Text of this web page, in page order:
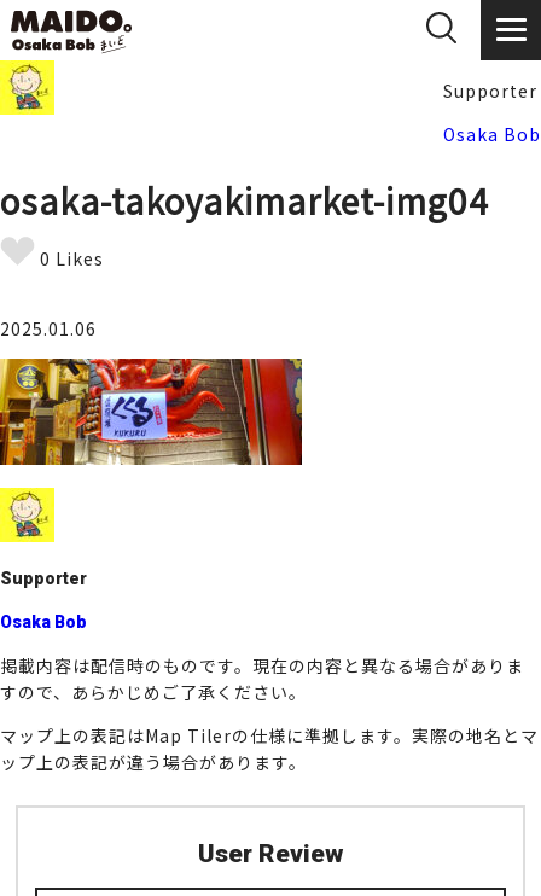
Supporter
Osaka Bob
osaka-takoyakimarket-img04
0 Likes
2025.01.06
Supporter
Osaka Bob
掲載内容は配信時のものです。現在の内容と異なる場合がありま
すので、あらかじめご了承ください。
マップ上の表記はMap Tilerの仕様に準拠します。実際の地名とマ
ップ上の表記が違う場合があります。
User Review